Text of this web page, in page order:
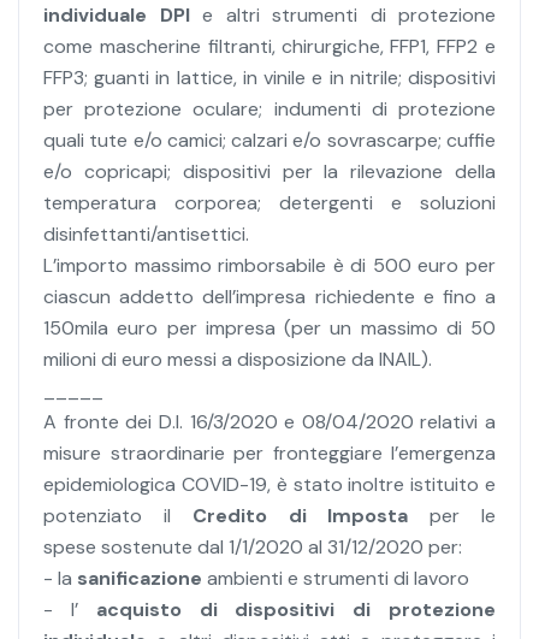
individuale DPIe altri strumenti di protezione
come mascherine filtranti, chirurgiche, FFP1, FFP2 e
FFP3; guanti in lattice, in vinile e in nitrile; dispositivi
per protezione oculare; indumenti di protezione
quali tute e/o camici; calzari e/o sovrascarpe; cuffie
e/o copricapi; dispositivi per la rilevazione della
temperatura corporea; detergenti e soluzioni
disinfettanti/antisettici.
L’importo massimo rimborsabile è di 500 euro per
ciascun addetto dell’impresa richiedente e fino a
150mila euro per impresa (per un massimo di 50
milioni di euro messi a disposizione da INAIL).
A fronte dei D.l. 16/3/2020 e 08/04/2020 relativi a
misure straordinarie per fronteggiare l’emergenza
epidemiologica COVID-19, è stato inoltre istituito e
potenziato il Credito di Imposta per le
spese sostenute dal 1/1/2020 al 31/12/2020 per:
- la sanificazione ambienti e strumenti di lavoro
- l’ acquisto di dispositivi di protezione